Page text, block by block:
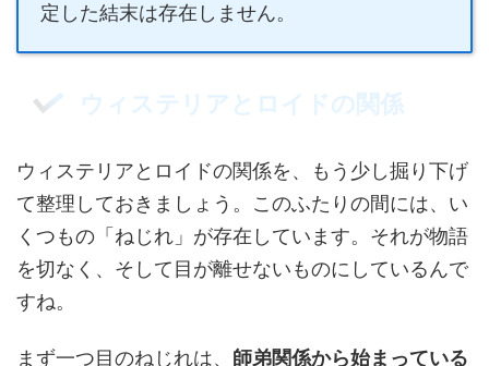
定した結末は存在しません。
ウィステリアとロイドの関係
ウィステリアとロイドの関係を、もう少し掘り下げ
て整理しておきましょう。このふたりの間には、い
くつもの「ねじれ」が存在しています。それが物語
を切なく、そして目が離せないものにしているんで
すね。
まず一つ目のねじれは、 師弟関係から始まっている